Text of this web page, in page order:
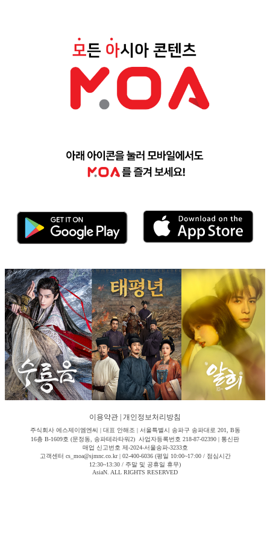
이용약관 개인정보처리방침
주식회사 에스제이엠엔씨 | 대표 안해조 | 서울특별시 송파구 송파대로 201, B동
16층 B-1609호 (문정동, 송파테라타워2) 사업자등록번호 218-87-02390 | 통신판
매업 신고번호 제-2024-서울송파-3233호
고객센터 cs_moa@sjmnc.co.kr | 02-400-6036 (평일 10:00~17:00 / 점심시간
12:30~13:30 / 주말 및 공휴일 휴무)
AsiaN. ALL RIGHTS RESERVED